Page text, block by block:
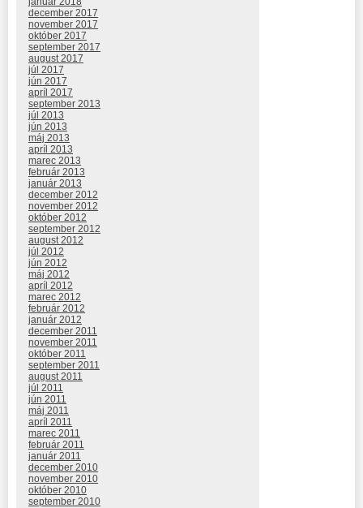
december 2017
november 2017
október 2017
september 2017
august 2017
júl 2017
jún 2017
apríl 2017
september 2013
júl 2013
jún 2013
máj 2013
apríl 2013
marec 2013
február 2013
január 2013
december 2012
november 2012
október 2012
september 2012
august 2012
júl 2012
jún 2012
máj 2012
apríl 2012
marec 2012
február 2012
január 2012
december 2011
november 2011
október 2011
september 2011
august 2011
júl 2011
jún 2011
máj 2011
apríl 2011
marec 2011
február 2011
január 2011
december 2010
november 2010
október 2010
september 2010